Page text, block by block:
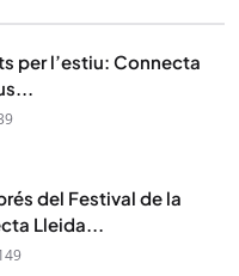
per l’estiu: Connecta
del Festival de la
Lleida...